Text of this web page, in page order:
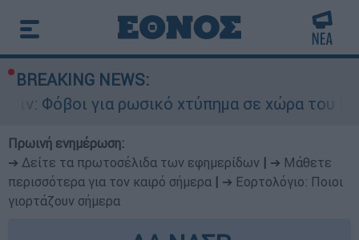
BREAKING NEWS:
ρωσικό χτύπημα σε χώρα του ΝΑΤΟ - Τα
Πρωινή ενημέρωση:
➔ Δείτε τα πρωτοσέλιδα των εφημερίδων
➔ Μάθετε
περισσότερα για τον καιρό σήμερα
➔ Εορτολόγιο: Ποιοι
γιορτάζουν σήμερα